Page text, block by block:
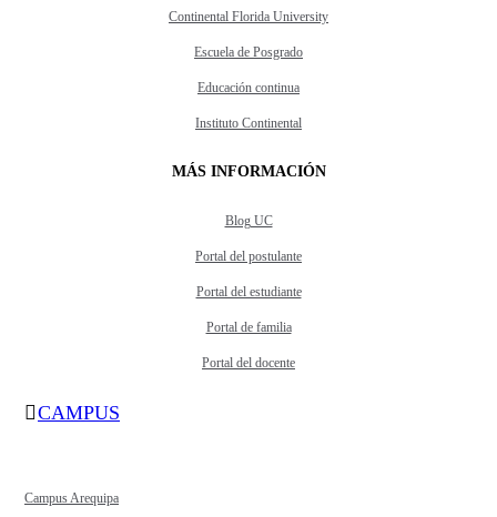
Continental Florida University
Escuela de Posgrado
Educación continua
Instituto Continental
MÁS INFORMACIÓN
Blog UC
Portal del postulante
Portal del estudiante
Portal de familia
Portal del docente
CAMPUS
Campus Arequipa